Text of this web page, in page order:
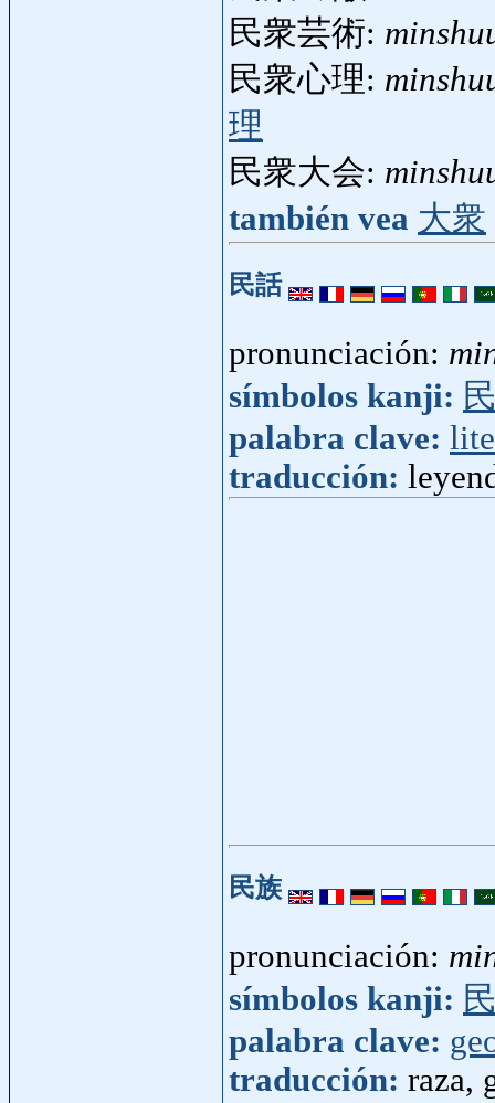
民衆芸術:
民衆心理:
理
民衆大会:
también vea 大衆
民話
pronunciación:
símbolos kanji:
palabra clave:
traducción:
民族
pronunciación:
símbolos kanji:
palabra clave:
traducción: raza,